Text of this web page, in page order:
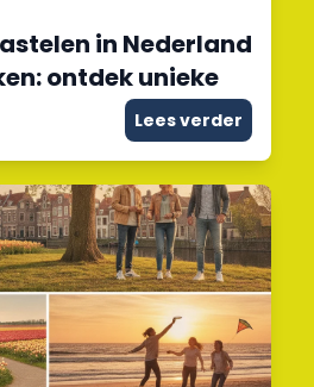
in Nederland
ontdek unieke
Lees verder